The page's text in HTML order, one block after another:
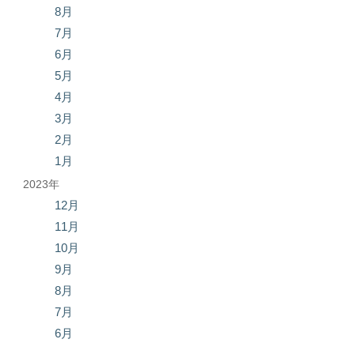
8月
7月
6月
5月
4月
3月
2月
1月
2023年
12月
11月
10月
9月
8月
7月
6月